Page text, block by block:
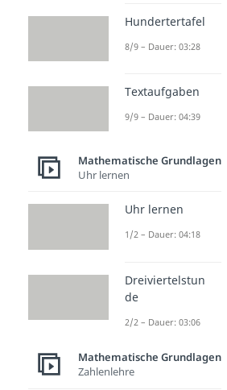
(geteilt
1.
Addition —
ist
Grundrechenart.
Hundertertafel
8/9 – Dauer: 03:28
Textaufgaben
9/9 – Dauer: 04:39
Mathematische Grundlagen
Uhr lernen
Uhr lernen
1/2 – Dauer: 04:18
Dreiviertelstun
de
2/2 – Dauer: 03:06
Mathematische Grundlagen
Zahlenlehre